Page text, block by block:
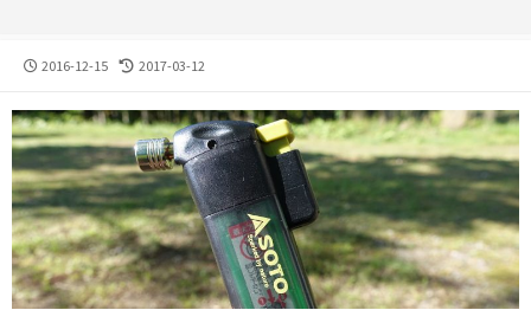
公
日
2016-12-15
最
更
新
日
2017-03-12